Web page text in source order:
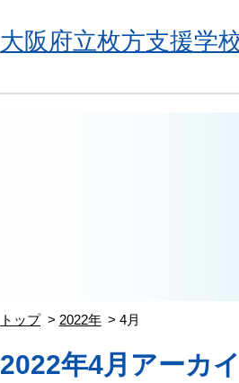
大阪府立枚方支援学
トップ 2022年 4月
2022年4月アーカ